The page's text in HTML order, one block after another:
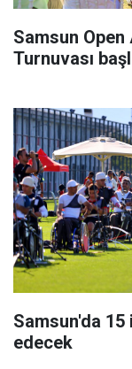
Samsun
Turnuvası
Samsun'da
edecek